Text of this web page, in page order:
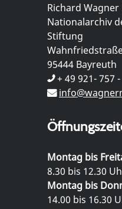
Richard
Nationalarchiv
Stiftung
95444 Bayreuth
+ 49 921- 757
Montag bis
8.30 bis 12.30
Montag bis
14.00 bis 16.30